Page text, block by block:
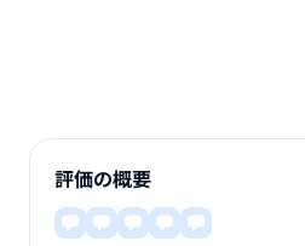
評価の概要